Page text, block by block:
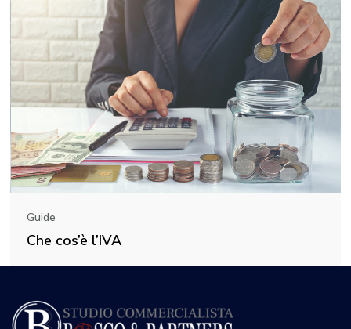
Guide
Che cos’è l’IVA